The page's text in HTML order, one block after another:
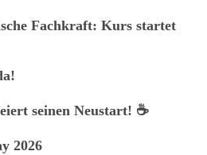
Fachkraft: Kurs startet
seinen Neustart! ☕
2026